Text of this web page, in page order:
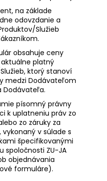
na základe
odovzdanie a
Služieb
obsahuje ceny
platný
ktorý stanoví
medzi Dodávateľom
Dodávateľa.
písomný právny
k uplatneniu práv zo
zo záruky za
v súlade s
špecifikovanými
spoločnosti ZU-JA
objednávania
formuláre).